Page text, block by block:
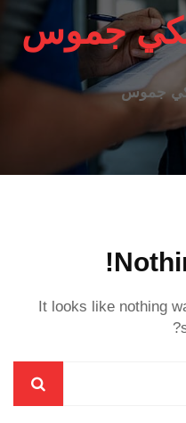
جموس
جموس
It looks like nothing